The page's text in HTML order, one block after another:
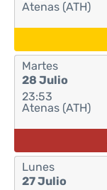
Atenas (ATH)
Martes
28 Julio
23:53
Atenas (ATH)
Lunes
27 Julio